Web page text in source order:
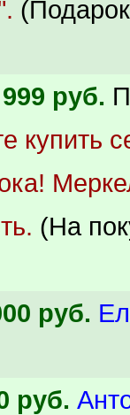
руб.
купить
(На
руб.
руб.